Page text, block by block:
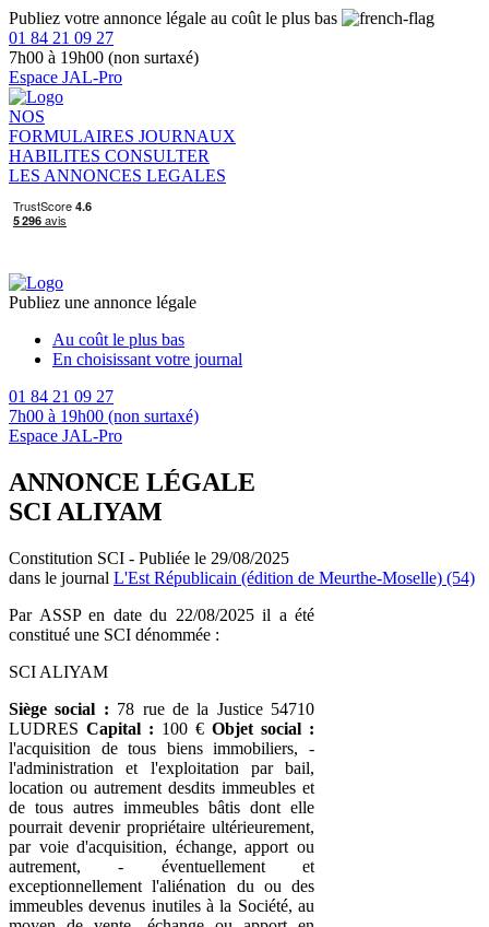
Publiez votre annonce légale au coût le plus bas
01 84 21 09 27
7h00 à 19h00 (non surtaxé)
Espace JAL-Pro
NOS
FORMULAIRES JOURNAUX
HABILITES CONSULTER
LES ANNONCES LEGALES
Publiez une annonce légale
Au coût le plus bas
En choisissant votre journal
01 84 21 09 27
7h00 à 19h00 (non surtaxé)
Espace JAL-Pro
ANNONCE LÉGALE
SCI ALIYAM
Constitution SCI - Publiée le 29/08/2025
dans le journal L'Est Républicain (édition de Meurthe-Moselle) (54)
Par ASSP en date du 22/08/2025 il a été
constitué une SCI dénommée :
SCI ALIYAM
Siège social : 78 rue de la Justice 54710
LUDRES Capital : 100 € Objet social :
l'acquisition de tous biens immobiliers, -
l'administration et l'exploitation par bail,
location ou autrement desdits immeubles et
de tous autres immeubles bâtis dont elle
pourrait devenir propriétaire ultérieurement,
par voie d'acquisition, échange, apport ou
autrement, - éventuellement et
exceptionnellement l'aliénation du ou des
immeubles devenus inutiles à la Société, au